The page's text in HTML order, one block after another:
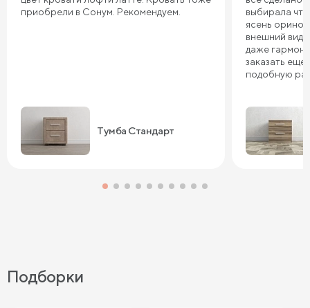
приобрели в Сонум. Рекомендуем.
Тумба Стандарт
выбирала
ясень
внешний вид
даже
заказать еще
подобную
Подборки